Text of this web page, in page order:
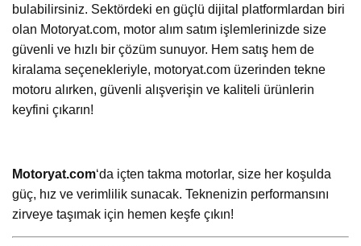
bulabilirsiniz. Sektördeki en güçlü dijital platformlardan biri
olan Motoryat.com, motor alım satım işlemlerinizde size
güvenli ve hızlı bir çözüm sunuyor. Hem satış hem de
kiralama seçenekleriyle, motoryat.com üzerinden tekne
motoru alırken, güvenli alışverişin ve kaliteli ürünlerin
keyfini çıkarın!
Motoryat.com‘da içten takma motorlar, size her koşulda
güç, hız ve verimlilik sunacak. Teknenizin performansını
zirveye taşımak için hemen keşfe çıkın!